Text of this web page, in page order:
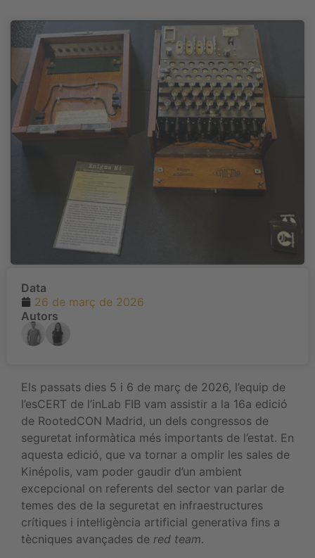
Els passats dies 5 i 6 de març de 2026, l’equip de
l’esCERT de l’inLab FIB vam assistir a la 16a edició
de RootedCON Madrid, un dels congressos de
seguretat informàtica més importants de l’estat. En
aquesta edició, que va tornar a omplir les sales de
Kinépolis, vam poder gaudir d’un ambient
excepcional on referents del sector van parlar de
temes des de la seguretat en infraestructures
crítiques i intel·ligència artificial generativa fins a
tècniques avançades de red team.
Data
26 de març de 2026
Autors